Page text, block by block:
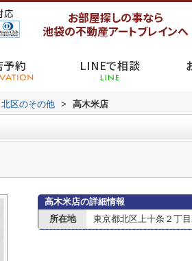
お部屋探しの事なら
池袋の不動産アートブレインへ
約 LINEで相談
北区のその他 > 高木米店
高木米店の詳細情報
所在地
東京都北区上十条２丁